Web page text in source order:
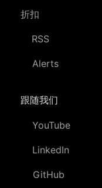
折扣
RSS
Alerts
跟随我们
YouTube
LinkedIn
GitHub